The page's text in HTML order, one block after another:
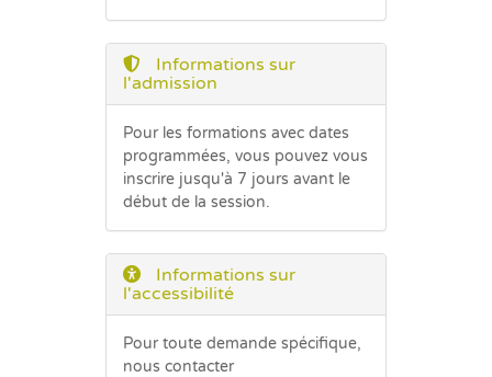
Informations sur
l'admission
Pour les formations avec dates
programmées, vous pouvez vous
inscrire jusqu'à 7 jours avant le
début de la session.
Informations sur
l'accessibilité
Pour toute demande spécifique,
nous contacter